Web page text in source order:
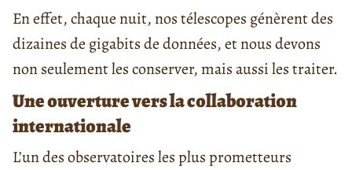
En effet, chaque nuit, nos télescopes génèrent des
dizaines de gigabits de données, et nous devons
non seulement les conserver, mais aussi les traiter.
Une ouverture vers la collaboration
internationale
L’un des observatoires les plus prometteurs